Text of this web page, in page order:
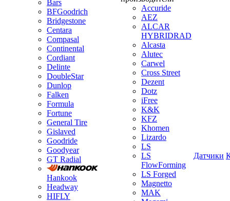
Bars
BFGoodrich
Bridgestone
Centara
Compasal
Continental
Cordiant
Delinte
DoubleStar
Dunlop
Falken
Formula
Fortune
General Tire
Gislaved
Goodride
Goodyear
GT Radial
Hankook
Headway
HIFLY
Accuride
AEZ
ALCAR
HYBRIDRAD
Alcasta
Alutec
Carwel
Cross Street
Dezent
Dotz
iFree
K&K
KFZ
Khomen
Lizardo
LS
LS
FlowForming
LS Forged
Magnetto
MAK
Датчики